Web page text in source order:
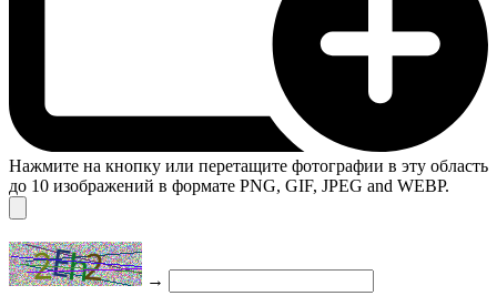
Нажмите на кнопку или перетащите фотографии в эту область
до 10 изображений в формате PNG, GIF, JPEG and WEBP.
→